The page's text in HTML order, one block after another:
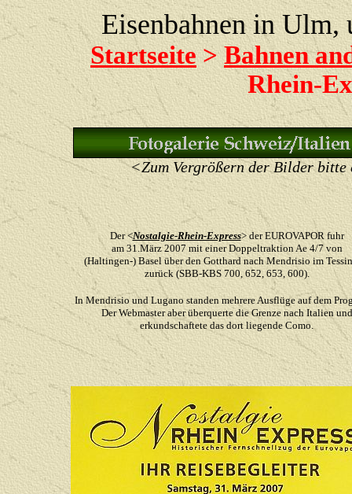
Eisenbahnen in
Startseite>Bahnen
Rhein-
<Zum Vergrößern der Bilder
Der <Nostalgie-Rhein-Express> der EUROVAPOR fuhr
am 31.März 2007 mit einer Doppeltraktion Ae 4/7 von
(Haltingen-) Basel über den Gotthard nach Mendrisio im
zurück (SBB-KBS 700, 652, 653, 600).
In Mendrisio und Lugano standen mehrere Ausflüge auf dem
Der Webmaster aber überquerte die Grenze nach Italien und
erkundschaftete das dort liegende Como.